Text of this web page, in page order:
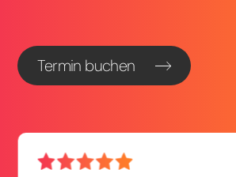
Termin buchen